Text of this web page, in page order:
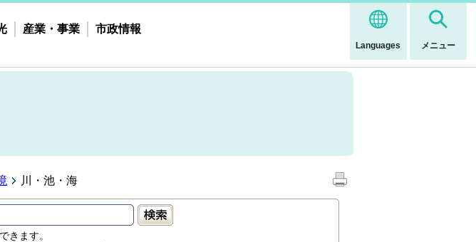
Languages メニュー
産業・事業 市政情報
川・池・海
きます。